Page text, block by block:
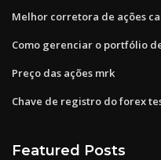
Melhor corretora de ações
Como gerenciar o portfólio
Preço das ações mrk
Chave de registro do forex
Featured Posts